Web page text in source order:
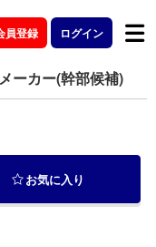
員登録 ログイン
ーカー(幹部候補)
お気に入り